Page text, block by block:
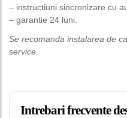
– instructiuni sincronizare cu
– garantie 24 luni.
Se recomanda instalarea de
service.
Intrebari frecvente